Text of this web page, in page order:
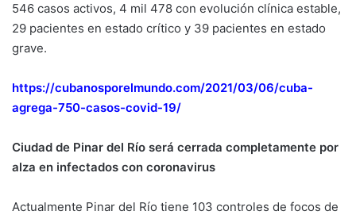
546 casos activos, 4 mil 478 con evolución clínica estable,
29 pacientes en estado crítico y 39 pacientes en estado
grave.
https://cubanosporelmundo.com/2021/03/06/cuba-
agrega-750-casos-covid-19/
Ciudad de Pinar del Río será cerrada completamente por
alza en infectados con coronavirus
Actualmente Pinar del Río tiene 103 controles de focos de